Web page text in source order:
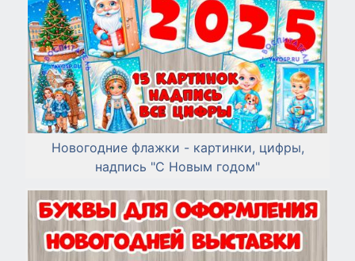
Новогодние флажки - картинки, цифры,
надпись "С Новым годом"